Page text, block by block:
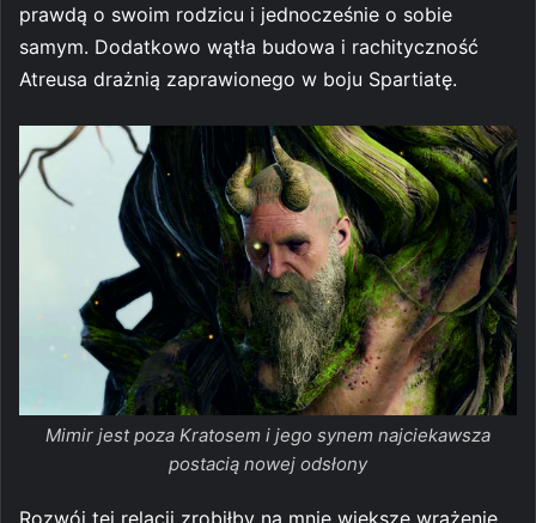
prawdą o swoim rodzicu i jednocześnie o sobie
samym. Dodatkowo wątła budowa i rachityczność
Atreusa drażnią zaprawionego w boju Spartiatę.
Mimir jest poza Kratosem i jego synem najciekawsza
postacią nowej odsłony